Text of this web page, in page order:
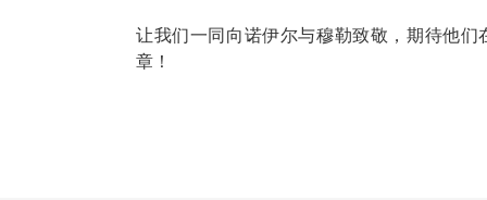
让我们一同向诺伊尔与穆勒致敬，期待他
章！